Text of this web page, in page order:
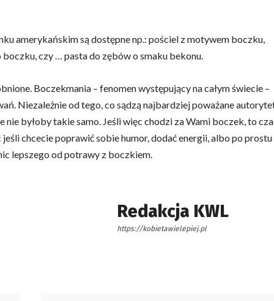
amerykańskim są dostępne np.: pościel z motywem boczku,
czy … pasta do zębów o smaku bekonu.
Boczekmania – fenomen występujący na całym świecie –
Niezależnie od tego, co sądzą najbardziej poważane
byłoby takie samo. Jeśli więc chodzi za Wami boczek, to
chcecie poprawić sobie humor, dodać energii, albo po prostu
lepszego od potrawy z boczkiem.
Redakcja KWL
https://kobietawielepiej.pl